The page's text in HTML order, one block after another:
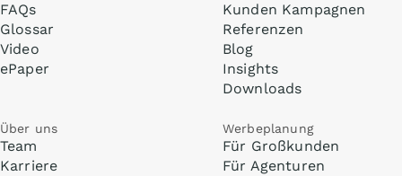
FAQs
Glossar
Video
ePaper
Kunden Kampagnen
Referenzen
Blog
Insights
Downloads
Über uns
Team
Karriere
Werbeplanung
Für Großkunden
Für Agenturen